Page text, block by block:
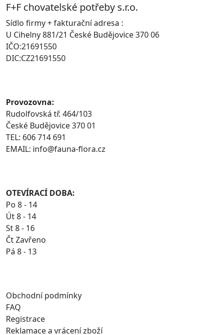
F+F chovatelské potřeby s.r.o.
Sídlo firmy + fakturační adresa :
U Cihelny 881/21 České Budějovice 370 06
IČO:21691550
DIC:CZ21691550
Provozovna:
Rudolfovská tř. 464/103
České Budějovice 370 01
TEL: 606 714 691
EMAIL: info@fauna-flora.cz
OTEVÍRACÍ DOBA:
Po 8 - 14
Út 8 - 14
St 8 - 16
Čt Zavřeno
Pá 8 - 13
Obchodní podmínky
FAQ
Registrace
Reklamace a vrácení zboží